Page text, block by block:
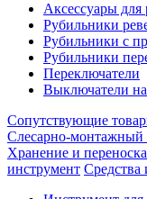
Аксессуары для
Рубильники
Рубильники с
Рубильники
Переключатели
Выключатели
Сопутствующие
Слесарно-монтажный
Хранение и
инструмент Средства